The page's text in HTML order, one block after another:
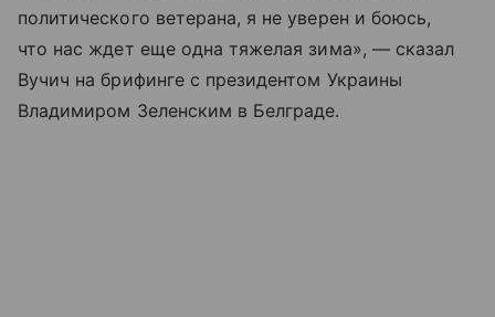
политического ветерана, я не уверен и боюсь,
что нас ждет еще одна тяжелая зима», — сказал
Вучич на брифинге с президентом Украины
Владимиром Зеленским в Белграде.